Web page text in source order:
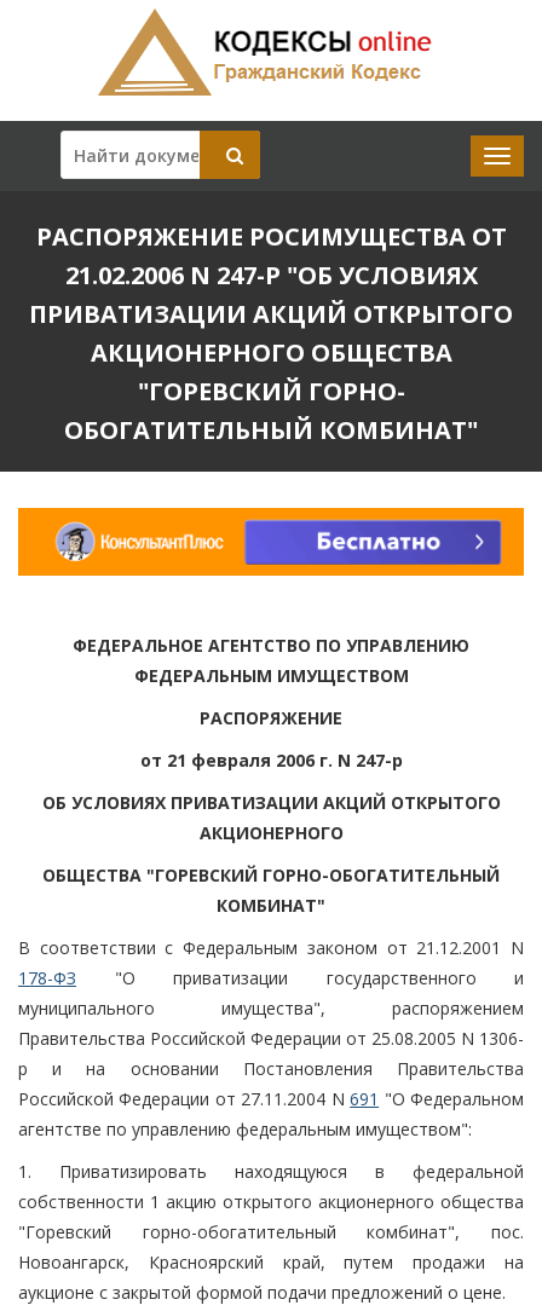
РАСПОРЯЖЕНИЕ РОСИМУЩЕСТВА ОТ
21.02.2006 N 247-Р "ОБ УСЛОВИЯХ
ПРИВАТИЗАЦИИ АКЦИЙ ОТКРЫТОГО
АКЦИОНЕРНОГО ОБЩЕСТВА
"ГОРЕВСКИЙ ГОРНО-
ОБОГАТИТЕЛЬНЫЙ КОМБИНАТ"
ФЕДЕРАЛЬНОЕ АГЕНТСТВО ПО УПРАВЛЕНИЮ
ФЕДЕРАЛЬНЫМ ИМУЩЕСТВОМ
РАСПОРЯЖЕНИЕ
от 21 февраля 2006 г. N 247-р
ОБ УСЛОВИЯХ ПРИВАТИЗАЦИИ АКЦИЙ ОТКРЫТОГО
АКЦИОНЕРНОГО
ОБЩЕСТВА "ГОРЕВСКИЙ ГОРНО-ОБОГАТИТЕЛЬНЫЙ
КОМБИНАТ"
В соответствии с Федеральным законом от 21.12.2001 N
178-ФЗ "О приватизации государственного и
муниципального имущества", распоряжением
Правительства Российской Федерации от 25.08.2005 N 1306-
р и на основании Постановления Правительства
Российской Федерации от 27.11.2004 N691 "О Федеральном
агентстве по управлению федеральным имуществом":
1. Приватизировать находящуюся в федеральной
собственности 1 акцию открытого акционерного общества
"Горевский горно-обогатительный комбинат", пос.
Новоангарск, Красноярский край, путем продажи на
аукционе с закрытой формой подачи предложений о цене.